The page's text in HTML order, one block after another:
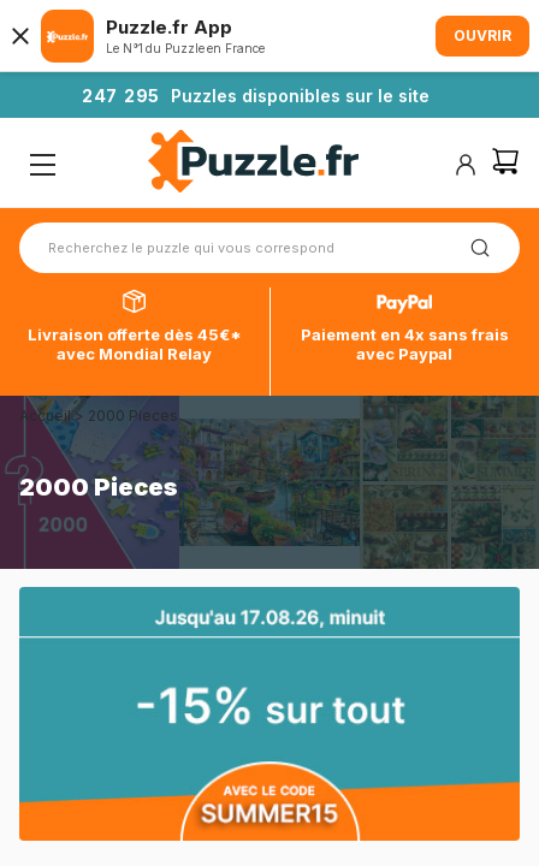
247 295 Puzzles disponibles sur le site
Livraison offerte dès 45€*
avec Mondial Relay
Paiement en 4x sans frais
avec Paypal
Accueil > 2000 Pieces
2000 Pieces
Puzzle.fr App
Le N°1 du Puzzle en France
OUVRIR